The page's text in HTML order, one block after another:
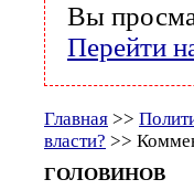
Вы
Перейти
Главная >>
власти? >>
ГОЛОВИНОВ